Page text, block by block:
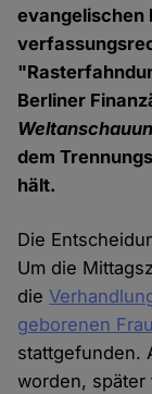
evangelischen
Berliner
dem
hält.
Die
Um die
die
geborenen
stattgefunden.
worden, später